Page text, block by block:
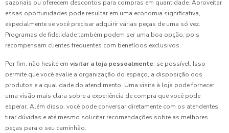
sazonais ou oferecem descontos para compras em quantidade. Aproveitar
essas oportunidades pode resultar em uma economia significativa,
especialmente se você precisar adquirir várias peças de uma só vez.
Programas de fidelidade também podem ser uma boa opção, pois
recompensam clientes frequentes com benefícios exclusivos.
Por fim, não hesite em visitar a loja pessoalmente, se possível. Isso
permite que você avalie a organização do espaço, a disposição dos
produtos e a qualidade do atendimento. Uma visita à loja pode fornecer
uma visão mais clara sobre a experiência de compra que você pode
esperar. Além disso, você pode conversar diretamente com os atendentes,
tirar dúvidas e até mesmo solicitar recomendações sobre as melhores
peças para o seu caminhão.